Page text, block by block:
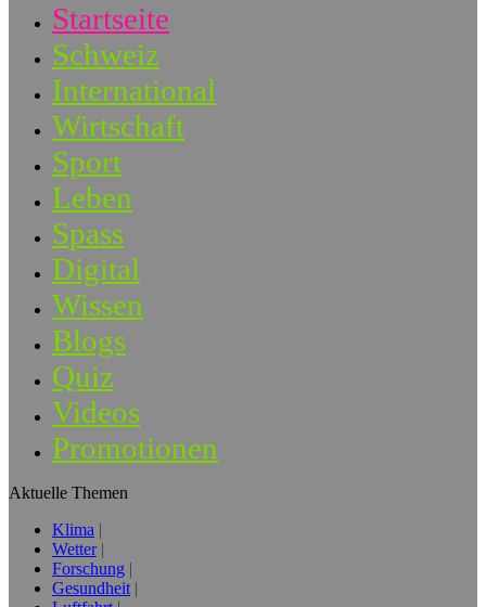
Startseite
Schweiz
International
Wirtschaft
Sport
Leben
Spass
Digital
Wissen
Blogs
Quiz
Videos
Promotionen
Aktuelle Themen
Klima
Wetter
Forschung
Gesundheit